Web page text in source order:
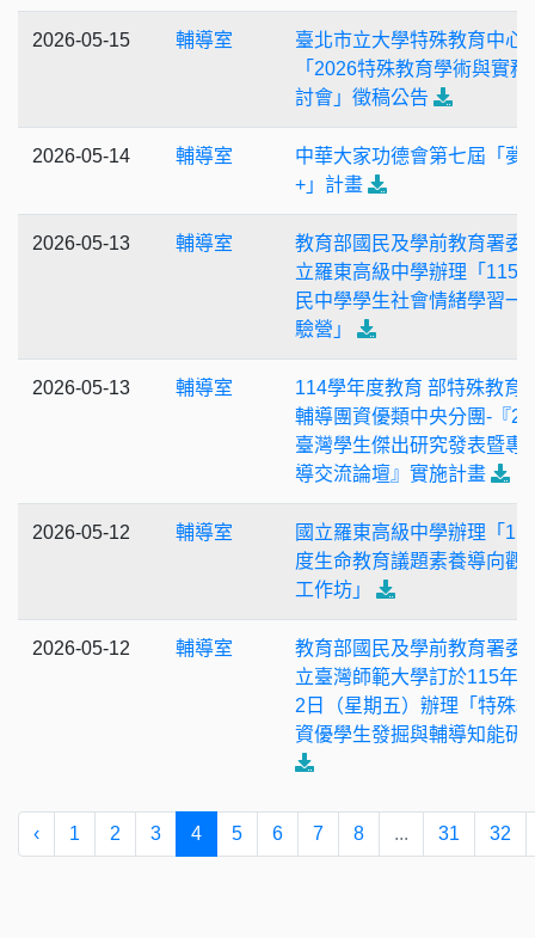
2026-05-15 輔導室
臺北市立大學特殊教育中心
「2026特殊教育學術與實務
討會」徵稿公告
2026-05-14 輔導室
中華大家功德會第七屆「夢
+」計畫
2026-05-13 輔導室
教育部國民及學前教育署委
立羅東高級中學辦理「115
民中學學生社會情緒學習一
驗營」
2026-05-13 輔導室
114學年度教育 部特殊教育
輔導團資優類中央分團-『
臺灣學生傑出研究發表暨專
導交流論壇』實施計畫
2026-05-12 輔導室
國立羅東高級中學辦理「
度生命教育議題素養導向觀
工作坊」
2026-05-12 輔導室
教育部國民及學前教育署委
立臺灣師範大學訂於115年6
2日（星期五）辦理「特殊
資優學生發掘與輔導知能研
‹ 1 2 3 4 5 6 7 8 ... 31 32